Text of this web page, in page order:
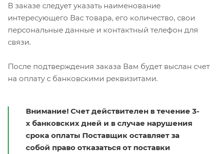
В заказе следует указать наименование
интересующего Вас товара, его количество, свои
персональные данные и контактный телефон для
связи.
После подтверждения заказа Вам будет выслан счет
на оплату с банковскими реквизитами.
Внимание! Счет действителен в течение 3-
х банковских дней и в случае нарушения
срока оплаты Поставщик оставляет за
собой право отказаться от поставки